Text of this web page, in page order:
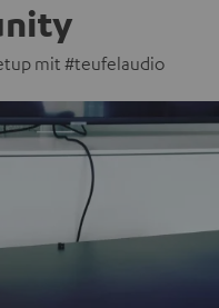
mit #teufelaudio